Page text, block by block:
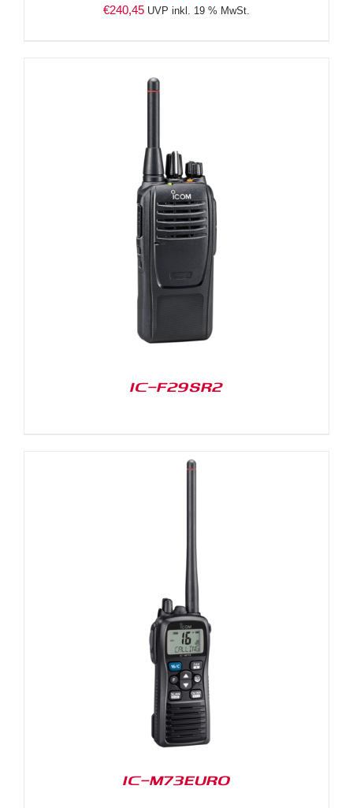
€240,45 UVP inkl. 19 % MwSt.
IC-F29SR2
IC-M73EURO